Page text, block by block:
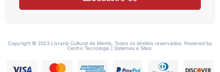
Copyright © 2023 Livraria Cultural da Mente, Todos os direitos reservados. Powered by
Centro Tecnologia | Sistemas e Sites.